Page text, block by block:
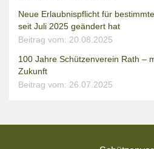
Neue Erlaubnispflicht für
seit Juli 2025 geändert hat
Beitrag vom: 20.08.2025
100 Jahre Schützenverein Rath –
Zukunft
Beitrag vom: 26.07.2025